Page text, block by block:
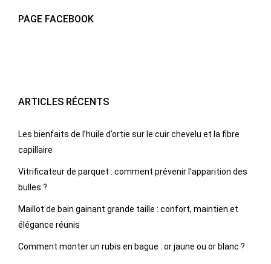
PAGE FACEBOOK
ARTICLES RÉCENTS
Les bienfaits de l’huile d’ortie sur le cuir chevelu et la fibre
capillaire
Vitrificateur de parquet : comment prévenir l’apparition des
bulles ?
Maillot de bain gainant grande taille : confort, maintien et
élégance réunis
Comment monter un rubis en bague : or jaune ou or blanc ?